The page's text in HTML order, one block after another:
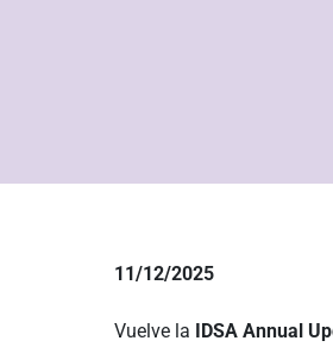
11/12/2025
Vuelve la IDSA Annual